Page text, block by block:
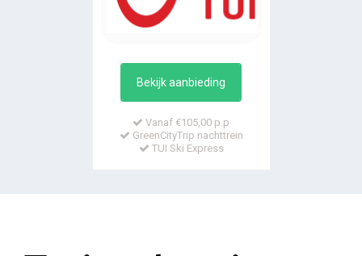
Bekijk aanbieding
Vanaf €105,00 p.p
GreenCityTrip nachttrein
TUI Ski Express